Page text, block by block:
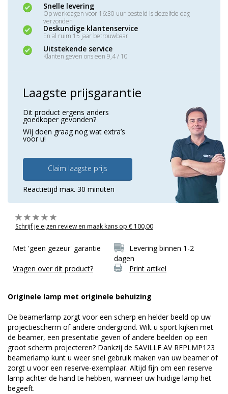
Snelle levering
Op werkdagen voor 16:30 uur besteld is dezelfde dag
verzonden
Deskundige klantenservice
En al ruim 15 jaar betrouwbaar
Uitstekende service
Klanten geven ons een 9,4 / 10
Laagste prijsgarantie
Dit product ergens anders
goedkoper gevonden?
Wij doen graag nog wat extra’s
voor u!
Claim laagste prijs
Reactietijd max. 30 minuten
Schrijf je eigen review en maak kans op € 100,00
Met 'geen gezeur' garantie
Levering binnen 1-2
dagen
Vragen over dit product?
Print artikel
Originele lamp met originele behuizing
De beamerlamp zorgt voor een scherp en helder beeld op uw
projectiescherm of andere ondergrond. Wilt u sport kijken met
de beamer, een presentatie geven of andere beelden op een
groot scherm projecteren? Dankzij de SAVILLE AV REPLMP123
beamerlamp kunt u weer snel gebruik maken van uw beamer of
zorgt u voor een reserve-exemplaar. Altijd fijn om een reserve
lamp achter de hand te hebben, wanneer uw huidige lamp het
begeeft.